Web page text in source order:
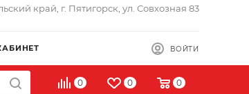
край, г. Пятигорск, ул. Совхозная 83
ВОЙТИ
0 0 0